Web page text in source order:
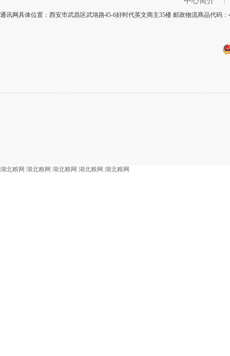
通讯网具体位置：西安市武昌区武珞路45-6好时代英文商主35楼 邮政物流商品代码
湖北粮网 湖北粮网 湖北粮网 湖北粮网 湖北粮网